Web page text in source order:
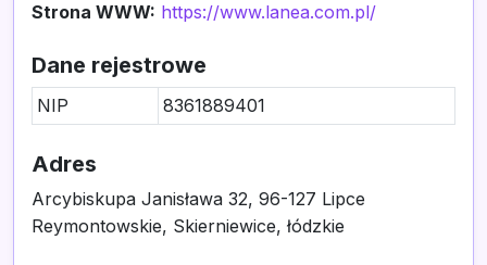
Strona WWW: https://www.lanea.com.pl/
Dane rejestrowe
NIP 8361889401
Adres
Arcybiskupa Janisława 32, 96-127 Lipce
Reymontowskie, Skierniewice, łódzkie